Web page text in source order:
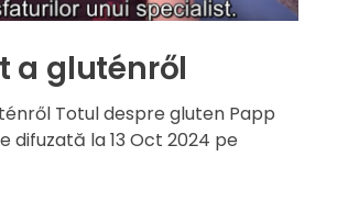
a gluténről
Totul despre gluten Papp
difuzată la 13 Oct 2024 pe